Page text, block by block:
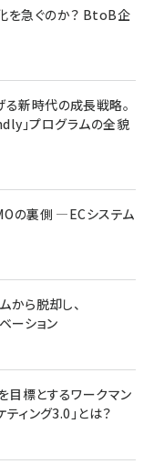
を急ぐのか？ BtoB企
る新時代の成長戦略。
」プログラムの全貌
の裏側 ―ECシステム
から脱却し、
ーション
目標とするワークマン
ィング3.0」とは？